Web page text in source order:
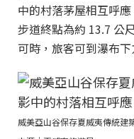
中的村落茅屋相互呼
步道終點為約 13.7 公
可時，旅客可到瀑布
威美亞山谷保存夏威夷傳統建